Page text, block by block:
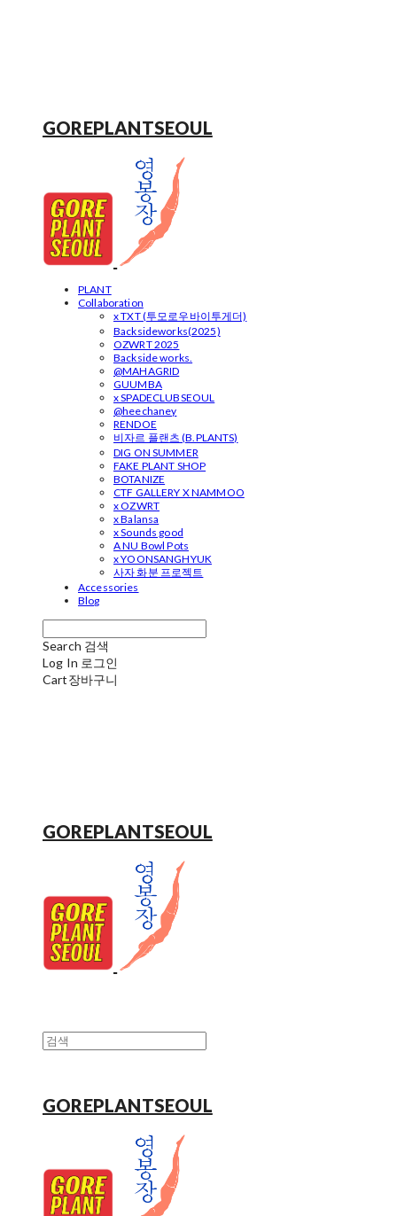
GOREPLANTSEOUL
PLANT
Collaboration
x TXT (투모로우바이투게더)
Backsideworks(2025)
OZWRT 2025
Backside works.
@MAHAGRID
GUUMBA
x SPADECLUBSEOUL
@heechaney
RENDOE
비자르 플랜츠 (B.PLANTS)
DIG ON SUMMER
FAKE PLANT SHOP
BOTANIZE
CTF GALLERY X NAMMOO
x OZWRT
x Balansa
x Sounds good
A NU Bowl Pots
x YOONSANGHYUK
사자 화분 프로젝트
Accessories
Blog
Search 검색
Log In 로그인
Cart장바구니
GOREPLANTSEOUL
GOREPLANTSEOUL